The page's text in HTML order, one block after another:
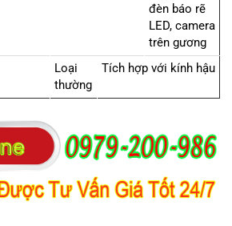
đèn báo rẽ
LED, camera
trên gương
Loại
thường
Tích hợp với kính hậu